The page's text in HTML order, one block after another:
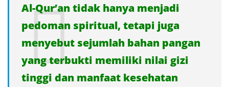
Al-Qur’an tidak hanya menjadi
pedoman spiritual, tetapi juga
menyebut sejumlah bahan pangan
yang terbukti memiliki nilai gizi
tinggi dan manfaat kesehatan